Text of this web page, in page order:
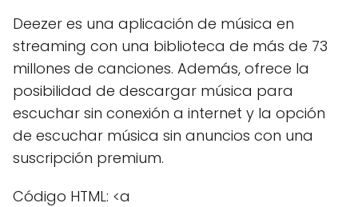
Deezer es una aplicación de música en
streaming con una biblioteca de más de 73
millones de canciones. Además, ofrece la
posibilidad de descargar música para
escuchar sin conexión a internet y la opción
de escuchar música sin anuncios con una
suscripción premium.
Código HTML: <a